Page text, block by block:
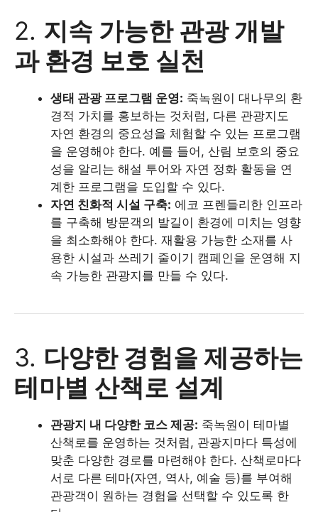
2. 지속 가능한 관광 개발
과 환경 보호 실천
생태 관광 프로그램 운영: 죽녹원이 대나무의 환
경적 가치를 홍보하는 것처럼, 다른 관광지도
자연 환경의 중요성을 체험할 수 있는 프로그램
을 운영해야 한다. 예를 들어, 산림 보호의 중요
성을 알리는 해설 투어와 자연 정화 활동을 연
계한 프로그램을 도입할 수 있다.
자연 친화적 시설 구축: 에코 프렌들리한 인프라
를 구축해 방문객의 발길이 환경에 미치는 영향
을 최소화해야 한다. 재활용 가능한 소재를 사
용한 시설과 쓰레기 줄이기 캠페인을 운영해 지
속 가능한 관광지를 만들 수 있다.
3. 다양한 경험을 제공하는
테마별 산책로 설계
관광지 내 다양한 코스 제공: 죽녹원이 테마별
산책로를 운영하는 것처럼, 관광지마다 특성에
맞춘 다양한 경로를 마련해야 한다. 산책로마다
서로 다른 테마(자연, 역사, 예술 등)를 부여해
관광객이 원하는 경험을 선택할 수 있도록 한